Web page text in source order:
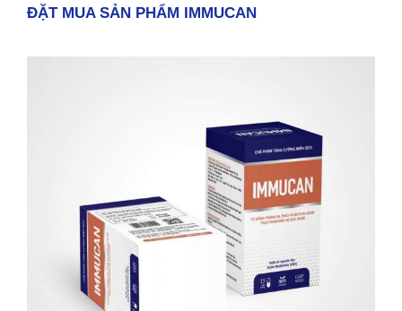
ĐẶT MUA SẢN PHẨM IMMUCAN